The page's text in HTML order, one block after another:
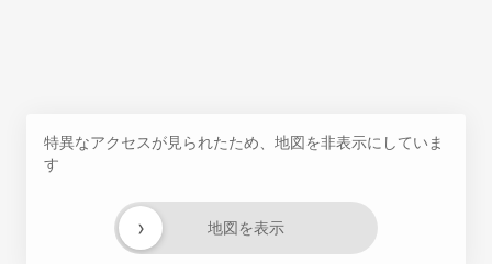
特異なアクセスが見られたため、地図を非表示にしていま
す
地図を表示
›